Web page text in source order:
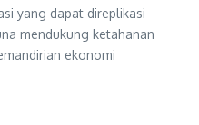
yang dapat direplikasi
mendukung ketahanan
ekonomi